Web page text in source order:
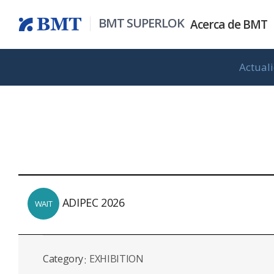
BMT SUPERLOK Acerca deBMT
Información
Serie instrumental
Actualidad de
Aspirantes
WAIT ADIPEC 2026
Category EXHIBITION